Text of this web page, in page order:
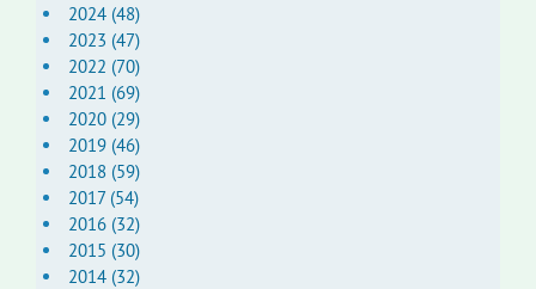
2024 (48)
2023 (47)
2022 (70)
2021 (69)
2020 (29)
2019 (46)
2018 (59)
2017 (54)
2016 (32)
2015 (30)
2014 (32)